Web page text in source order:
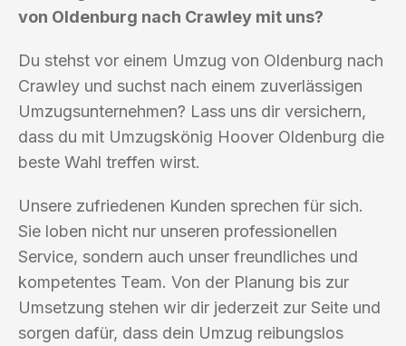
von Oldenburg nach Crawley mit uns?
Du stehst vor einem Umzug von Oldenburg nach
Crawley und suchst nach einem zuverlässigen
Umzugsunternehmen? Lass uns dir versichern,
dass du mit Umzugskönig Hoover Oldenburg die
beste Wahl treffen wirst.
Unsere zufriedenen Kunden sprechen für sich.
Sie loben nicht nur unseren professionellen
Service, sondern auch unser freundliches und
kompetentes Team. Von der Planung bis zur
Umsetzung stehen wir dir jederzeit zur Seite und
sorgen dafür, dass dein Umzug reibungslos